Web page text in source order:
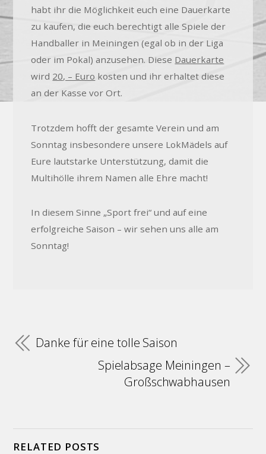
habt ihr die Möglichkeit euch eine Dauerkarte
zu kaufen, die euch berechtigt alle Spiele der
Handballer in Meiningen (egal ob in der Liga
oder im Pokal) anzusehen. Diese Dauerkarte
wird 20, – Euro kosten und ihr erhaltet diese
an der Kasse vor Ort.
Trotzdem hofft der gesamte Verein und am
Sonntag insbesondere unsere LokMädels auf
Eure lautstarke Unterstützung, damit die
Multihölle ihrem Namen alle Ehre macht!
In diesem Sinne „Sport frei“ und auf eine
erfolgreiche Saison – wir sehen uns alle am
Sonntag!
Danke für eine tolle Saison
Spielabsage Meiningen –
Großschwabhausen
RELATED POSTS